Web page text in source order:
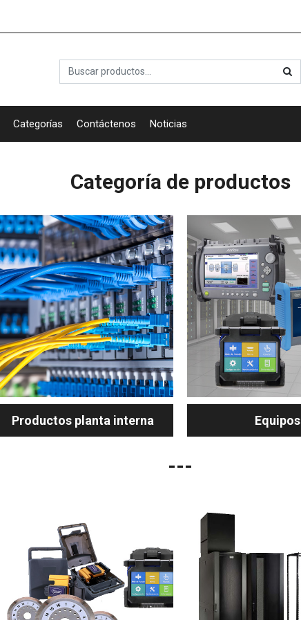
Categorías Contáctenos Noticias
Categoría de productos
Productos planta interna Equipos
---